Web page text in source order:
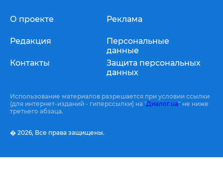
О проекте
Редакция
Контакты
Реклама
Персональные
данные
Защита персональных
данных
Использование материалов разрешается при условии ссылки
(для интернет-изданий - гиперссылки) на "Диалог.ua" не ниже
третьего абзаца.
� 2026, Все права защищены.